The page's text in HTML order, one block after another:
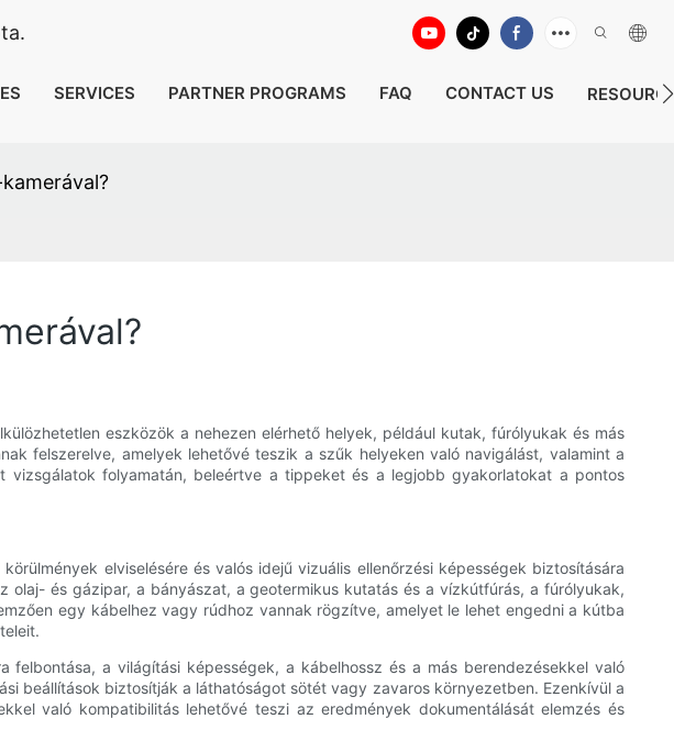
SERVICES PARTNER PROGRAMS FAQ CONTACT US
eszközök a nehezen elérhető helyek, például kutak, fúrólyukak és más
felszerelve, amelyek lehetővé teszik a szűk helyeken való navigálást, valamint a
folyamatán, beleértve a tippeket és a legjobb gyakorlatokat a pontos
elviselésére és valós idejű vizuális ellenőrzési képességek biztosítására
és gázipar, a bányászat, a geotermikus kutatás és a vízkútfúrás, a fúrólyukak,
egy kábelhez vagy rúdhoz vannak rögzítve, amelyet le lehet engedni a kútba
a világítási képességek, a kábelhossz és a más berendezésekkel való
beállítások biztosítják a láthatóságot sötét vagy zavaros környezetben. Ezenkívül a
való kompatibilitás lehetővé teszi az eredmények dokumentálását elemzés és